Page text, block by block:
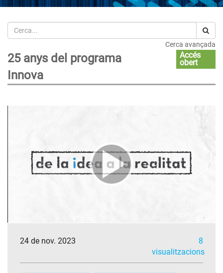
Cerca
Cerca avançada
25 anys del programa
Innova
Accés
obert
24 de nov. 2023
8
visualitzacions